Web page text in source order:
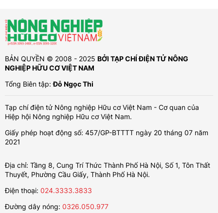
BẢN QUYỀN © 2008 - 2025 BỞI TẠP CHÍ ĐIỆN TỬ NÔNG
NGHIỆP HỮU CƠ VIỆT NAM
Tổng Biên tập:Đỗ Ngọc Thi
Tạp chí điện tử Nông nghiệp Hữu cơ Việt Nam - Cơ quan của
Hiệp hội Nông nghiệp Hữu cơ Việt Nam.
Giấy phép hoạt động số: 457/GP-BTTTT ngày 20 tháng 07 năm
2021
Địa chỉ: Tầng 8, Cung Trí Thức Thành Phố Hà Nội, Số 1, Tôn Thất
Thuyết, Phường Cầu Giấy, Thành Phố Hà Nội.
Điện thoại: 024.3333.3833
Đường dây nóng: 0326.050.977